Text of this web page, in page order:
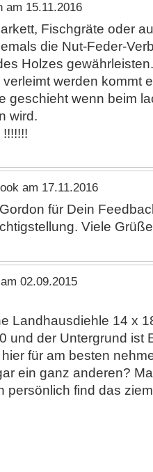
am 15.11.2016
Fischgräte oder
die Nut-Feder-
Holzes gewährleisten.
werden kommt
geschieht wenn beim
wird.
am 17.11.2016
für Dein
Viele Grüße
02.09.2015
Landhausdiehle 14 x
und der Untergrund ist
für am besten
ein ganz anderen?
persönlich find das